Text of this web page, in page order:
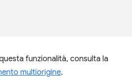
funzionalità, consulta la
multiorigine.